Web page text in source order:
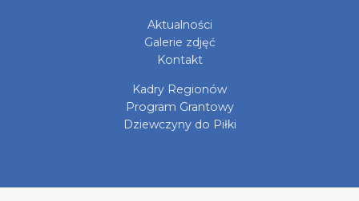
Aktualności
Galerie zdjęć
Kontakt
Kadry Regionów
Program Grantowy
Dziewczyny do Piłki